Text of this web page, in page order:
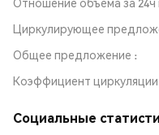
Циркулирующее
Общее предложение
Коэффициент циркуляции
Социальные